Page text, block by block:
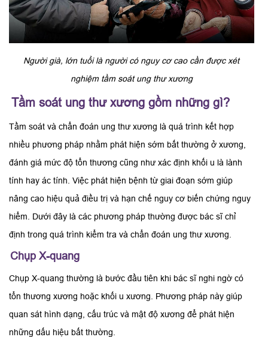
Người già, lớn tuổi là người có nguy cơ cao cần được xét
nghiệm tầm soát ung thư xương
Tầm soát ung thư xương gồm những gì?
Tầm soát và chẩn đoán ung thư xương là quá trình kết hợp
nhiều phương pháp nhằm phát hiện sớm bất thường ở xương,
đánh giá mức độ tổn thương cũng như xác định khối u là lành
tính hay ác tính. Việc phát hiện bệnh từ giai đoạn sớm giúp
nâng cao hiệu quả điều trị và hạn chế nguy cơ biến chứng nguy
hiểm. Dưới đây là các phương pháp thường được bác sĩ chỉ
định trong quá trình kiểm tra và chẩn đoán ung thư xương.
Chụp X-quang
Chụp X-quang thường là bước đầu tiên khi bác sĩ nghi ngờ có
tổn thương xương hoặc khối u xương. Phương pháp này giúp
quan sát hình dạng, cấu trúc và mật độ xương để phát hiện
những dấu hiệu bất thường.